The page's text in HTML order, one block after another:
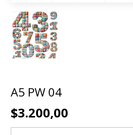
A5 PW 04
$3.200,00